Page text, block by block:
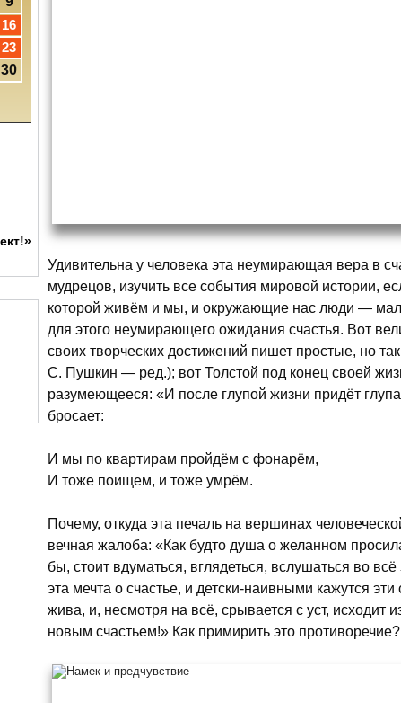
16
23
30
Удивительна у человека эта неумирающая вера в
мудрецов, изучить все события мировой истории,
которой живём и мы, и окружающие нас люди —
для этого неумирающего ожидания счастья. Вот
своих творческих достижений пишет простые, но
С. Пушкин — ред.); вот Толстой под конец своей
разумеющееся: «И после глупой жизни придёт
бросает:
И мы по квартирам пройдём с фонарём,
И тоже поищем, и тоже умрём.
Почему, откуда эта печаль на вершинах
вечная жалоба: «Как будто душа о желанном
бы, стоит вдуматься, вглядеться, вслушаться во
эта мечта о счастье, и детски-наивными кажутся
жива, и, несмотря на всё, срывается с уст, исходит
новым счастьем!» Как примирить это противоречие?